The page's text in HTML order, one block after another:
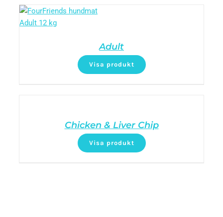
Adult
Visa produkt
Chicken & Liver Chip
Visa produkt